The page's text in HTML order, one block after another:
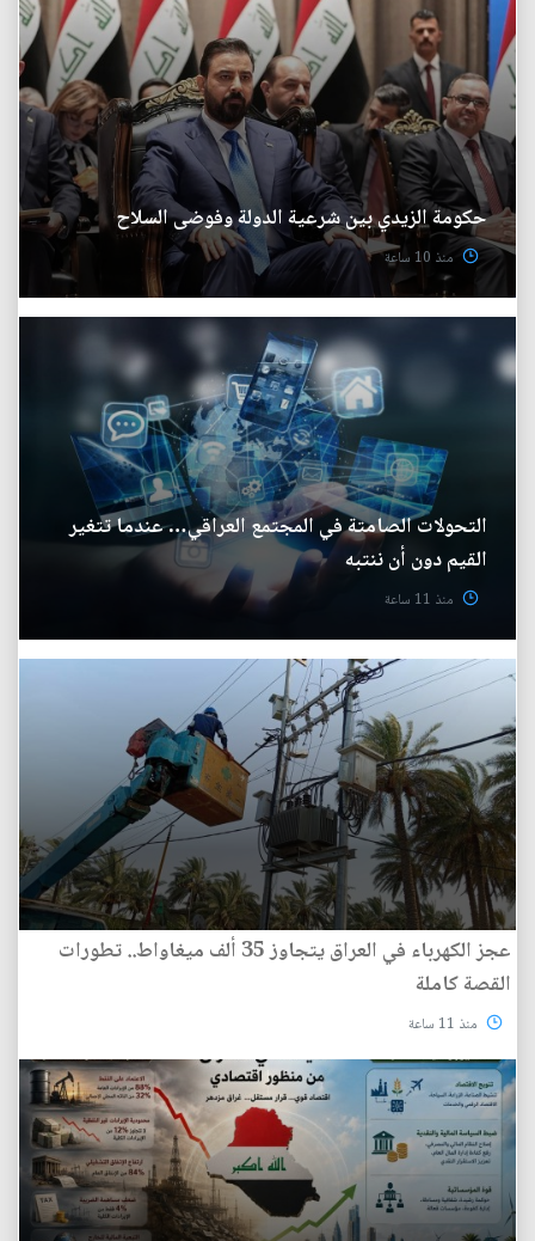
حكومة الزيدي بين شرعية الدولة وفوضى السلاح
منذ 10 ساعة
التحولات الصامتة في المجتمع العراقي… عندما تتغير
القيم دون أن ننتبه
منذ 11 ساعة
عجز الكهرباء في العراق يتجاوز 35 ألف ميغاواط.. تطورات
القصة كاملة
منذ 11 ساعة